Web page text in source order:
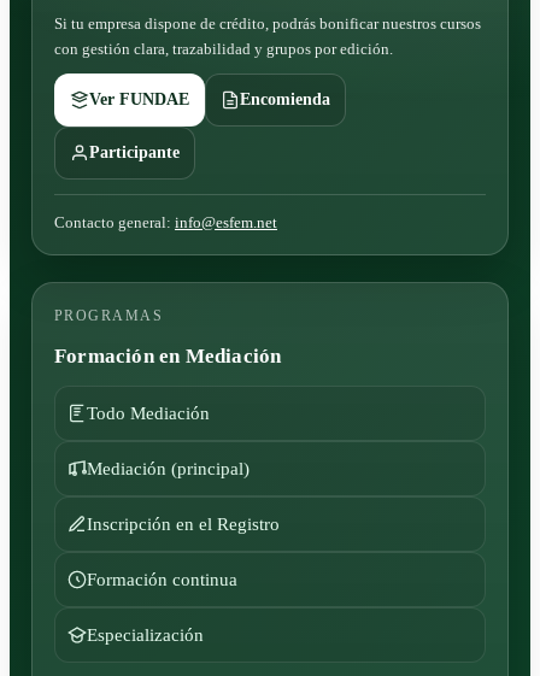
Si tu empresa dispone de crédito, podrás bonificar nuestros cursos
con gestión clara, trazabilidad y grupos por edición.
Ver FUNDAE Encomienda
Participante
Contacto general: info@esfem.net
PROGRAMAS
Formación en Mediación
Todo Mediación
Mediación (principal)
Inscripción en el Registro
Formación continua
Especialización